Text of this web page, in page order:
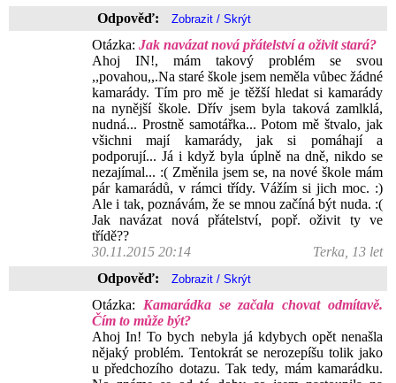
Odpověď:
Otázka: Jak navázat nová přátelství a oživit stará?
Ahoj IN!, mám takový problém se svou
,,povahou,,.Na staré škole jsem neměla vůbec žádné
kamarády. Tím pro mě je těžší hledat si kamarády
na nynější škole. Dřív jsem byla taková zamlklá,
nudná... Prostně samotářka... Potom mě štvalo, jak
všichni mají kamarády, jak si pomáhají a
podporují... Já i když byla úplně na dně, nikdo se
nezajímal... :( Změnila jsem se, na nové škole mám
pár kamarádů, v rámci třídy. Vážím si jich moc. :)
Ale i tak, poznávám, že se mnou začíná být nuda. :(
Jak navázat nová přátelství, popř. oživit ty ve
třídě??
30.11.2015 20:14
Terka, 13 let
Odpověď:
Otázka: Kamarádka se začala chovat odmítavě.
Čím to může být?
Ahoj In! To bych nebyla já kdybych opět nenašla
nějaký problém. Tentokrát se nerozepíšu tolik jako
u předchozího dotazu. Tak tedy, mám kamarádku.